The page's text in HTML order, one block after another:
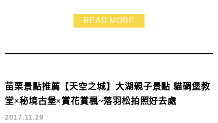
池座位.小孩在座位上就可以看到魚兒游來游去～超好玩
READ MORE
苗栗景點推薦【天空之城】大湖親子景點 貓碉堡教
堂×秘境古堡×賞花賞楓~落羽松拍照好去處
2017.11.29